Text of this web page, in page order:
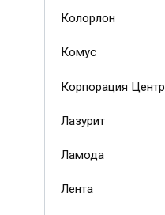
Колорлон
Комус
Корпорация Центр
Лазурит
Ламода
Лента